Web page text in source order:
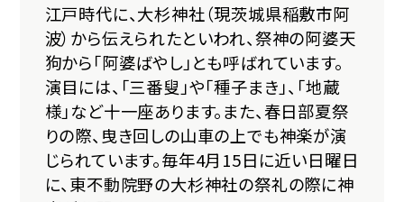
江戸時代に、大杉神社（現茨城県稲敷市阿
波）から伝えられたといわれ、祭神の阿婆天
狗から「阿婆ばやし」とも呼ばれています。
演目には、「三番叟」や「種子まき」、「地蔵
様」など十一座あります。また、春日部夏祭
りの際、曳き回しの山車の上でも神楽が演
じられています。毎年4月15日に近い日曜日
に、東不動院野の大杉神社の祭礼の際に神